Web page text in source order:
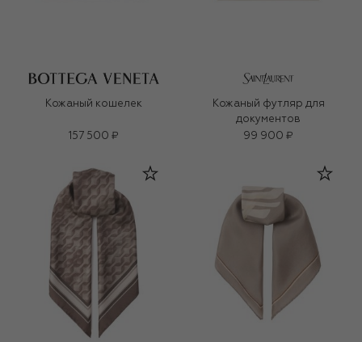
Кожаный кошелек
157 500 ₽
Кожаный футляр для
документов
99 900 ₽